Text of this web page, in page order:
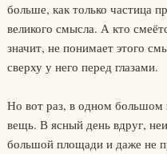
больше, как только частица
великого смысла. А кто
значит, не понимает этого
сверху у него перед глазами.
Но вот раз, в одном большом
вещь. В ясный день вдруг,
большой площади и даже не